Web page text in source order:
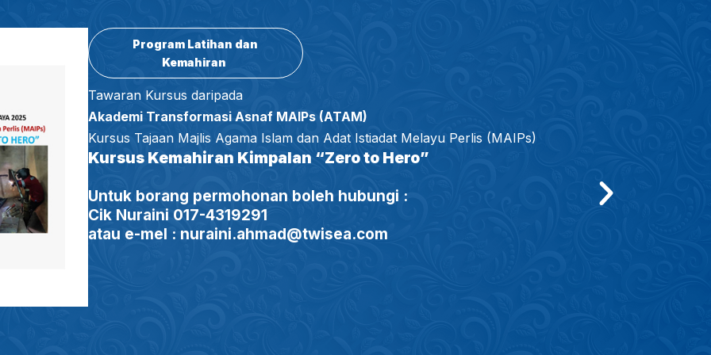
Program Latihan dan
Kemahiran
Tawaran Kursus daripada
Akademi Transformasi Asnaf MAIPs (ATAM)
Kursus Tajaan Majlis Agama Islam dan Adat Istiadat Melayu Perlis (MAIPs)
Kursus Kemahiran Kimpalan “Zero to Hero”
Untuk borang permohonan boleh hubungi :
Cik Nuraini 017-4319291
atau e-mel : nuraini.ahmad@twisea.com